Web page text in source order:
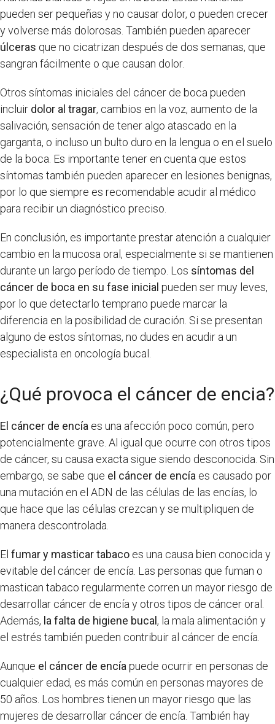
pueden ser pequeñas y no causar dolor, o pueden crecer
y volverse más dolorosas. También pueden aparecer
úlceras que no cicatrizan después de dos semanas, que
sangran fácilmente o que causan dolor.
Otros síntomas iniciales del cáncer de boca pueden
incluir dolor al tragar, cambios en la voz, aumento de la
salivación, sensación de tener algo atascado en la
garganta, o incluso un bulto duro en la lengua o en el suelo
de la boca. Es importante tener en cuenta que estos
síntomas también pueden aparecer en lesiones benignas,
por lo que siempre es recomendable acudir al médico
para recibir un diagnóstico preciso.
En conclusión, es importante prestar atención a cualquier
cambio en la mucosa oral, especialmente si se mantienen
durante un largo período de tiempo. Los síntomas del
cáncer de boca en su fase inicial pueden ser muy leves,
por lo que detectarlo temprano puede marcar la
diferencia en la posibilidad de curación. Si se presentan
alguno de estos síntomas, no dudes en acudir a un
especialista en oncología bucal.
¿Qué provoca el cáncer de encia?
El cáncer de encía es una afección poco común, pero
potencialmente grave. Al igual que ocurre con otros tipos
de cáncer, su causa exacta sigue siendo desconocida. Sin
embargo, se sabe que el cáncer de encía es causado por
una mutación en el ADN de las células de las encías, lo
que hace que las células crezcan y se multipliquen de
manera descontrolada.
El fumar y masticar tabaco es una causa bien conocida y
evitable del cáncer de encía. Las personas que fuman o
mastican tabaco regularmente corren un mayor riesgo de
desarrollar cáncer de encía y otros tipos de cáncer oral.
Además, la falta de higiene bucal , la mala alimentación y
el estrés también pueden contribuir al cáncer de encía.
Aunque el cáncer de encía puede ocurrir en personas de
cualquier edad, es más común en personas mayores de
50 años. Los hombres tienen un mayor riesgo que las
mujeres de desarrollar cáncer de encía. También hay